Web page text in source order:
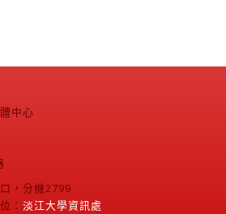
中心
，分機2799
： 淡江大學資訊處